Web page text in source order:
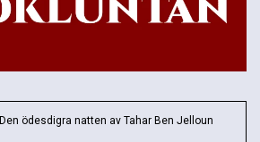
Den ödesdigra natten av Tahar Ben Jelloun